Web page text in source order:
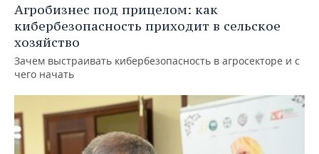
Агробизнес под прицелом: как
кибербезопасность приходит в сельское
хозяйство
Зачем выстраивать кибербезопасность в агросекторе и с
чего начать